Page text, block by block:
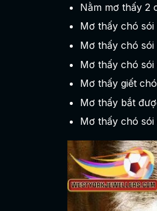
Nằm mơ thấy 2
Mơ thấy chó
Mơ thấy chó sói
Mơ thấy chó
Mơ thấy giết
Mơ thấy bắt
Mơ thấy chó